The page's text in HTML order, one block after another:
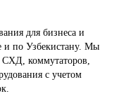
для бизнеса и
и по Узбекистану. Мы
СХД, коммутаторов,
с учетом